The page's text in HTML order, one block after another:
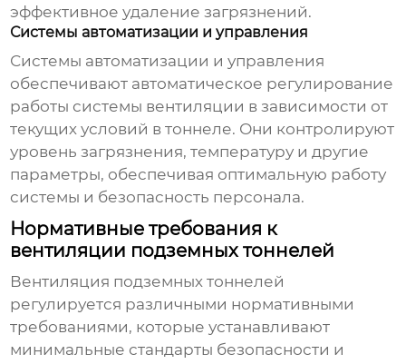
эффективное удаление загрязнений.
Системы автоматизации и управления
Системы автоматизации и управления
обеспечивают автоматическое регулирование
работы системы вентиляции в зависимости от
текущих условий в тоннеле. Они контролируют
уровень загрязнения, температуру и другие
параметры, обеспечивая оптимальную работу
системы и безопасность персонала.
Нормативные требования к
вентиляции подземных тоннелей
Вентиляция подземных тоннелей
регулируется различными нормативными
требованиями, которые устанавливают
минимальные стандарты безопасности и